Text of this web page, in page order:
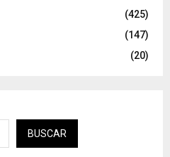
(425)
(147)
(20)
BUSCAR